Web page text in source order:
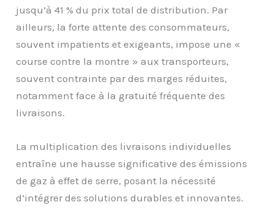
jusqu’à 41 % du prix total de distribution. Par
ailleurs, la forte attente des consommateurs,
souvent impatients et exigeants, impose une «
course contre la montre » aux transporteurs,
souvent contrainte par des marges réduites,
notamment face à la gratuité fréquente des
livraisons.
La multiplication des livraisons individuelles
entraîne une hausse significative des émissions
de gaz à effet de serre, posant la nécessité
d’intégrer des solutions durables et innovantes.